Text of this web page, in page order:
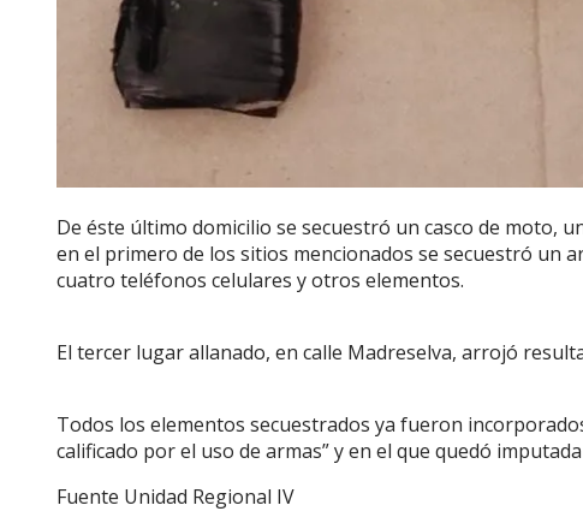
De éste último domicilio se secuestró un casco de moto,
en el primero de los sitios mencionados se secuestró un
cuatro teléfonos celulares y otros elementos.
El tercer lugar allanado, en calle Madreselva, arrojó
Todos los elementos secuestrados ya fueron
calificado por el uso de armas” y en el que quedó
Fuente Unidad Regional IV